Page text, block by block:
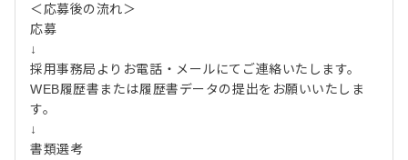
＜応募後の流れ＞
応募
↓
採用事務局よりお電話・メールにてご連絡いたします。
WEB履歴書または履歴書データの提出をお願いいたしま
す。
↓
書類選考